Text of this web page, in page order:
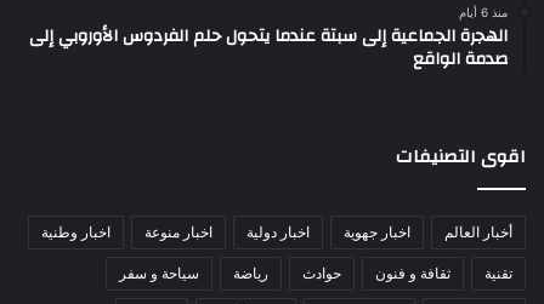
منذ 6 أيام
الهجرة الجماعية إلى سبتة عندما يتحول حلم الفردوس الأوروبي إلى
صدمة الواقع
اقوى التصنيفات
أخبار العالم اخبار جهوية اخبار دولية اخبار منوعة اخبار وطنية
تقنية ثقافة و فنون حوادث رياضة سياحة و سفر